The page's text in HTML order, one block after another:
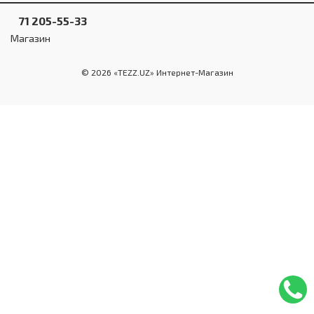
Инструменты и техника
Товары для дома
71 205-55-33
Магазин
© 2026 «TEZZ.UZ» Интернет-Магазин